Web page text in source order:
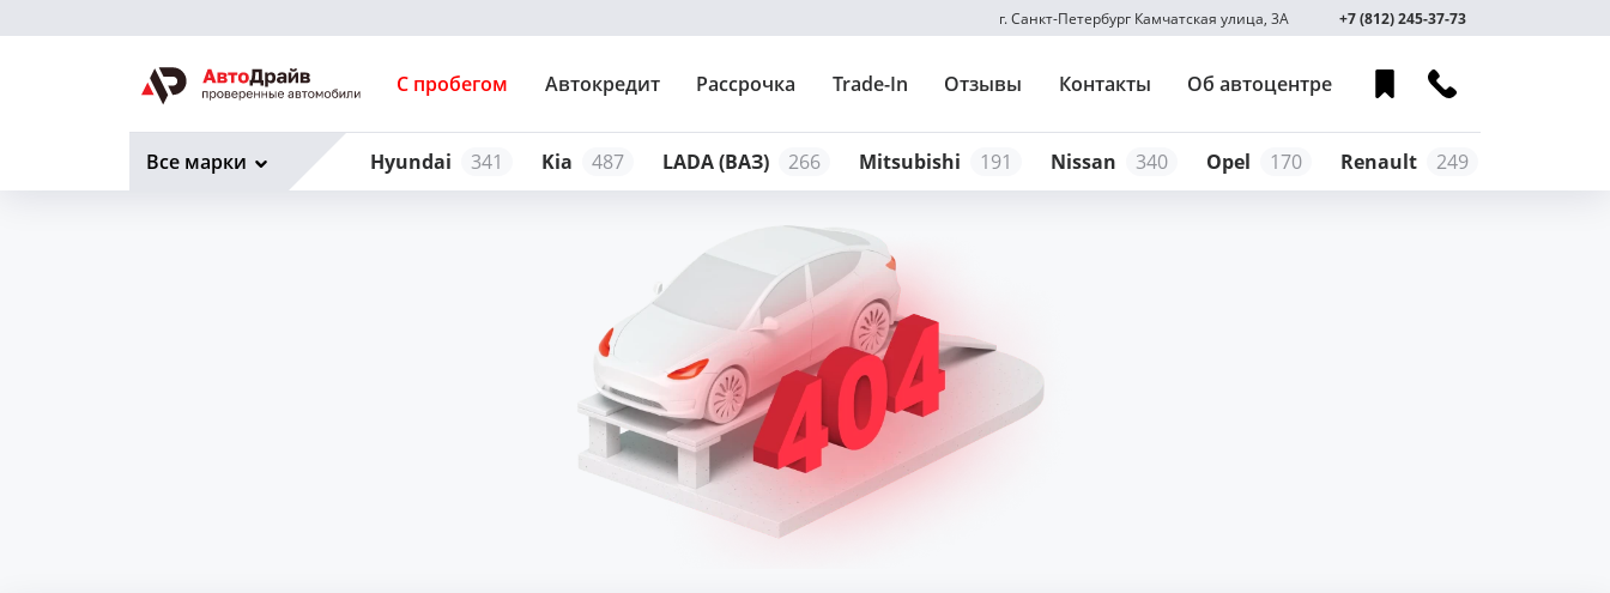
г. Санкт-Петербург Камчатская улица, 3А +7 (812) 245-37-73
С пробегом Автокредит Рассрочка Trade-In Отзывы Контакты Об автоцентре
Hyundai 341 Kia 487 LADA (ВАЗ) 266 Mitsubishi 191 Nissan 340 Opel 170 Renault 249
Все марки